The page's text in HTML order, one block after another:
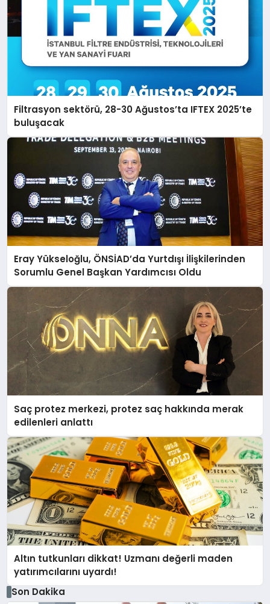
Filtrasyon sektörü, 28-30 Ağustos’ta IFTEX 2025’te
buluşacak
Eray Yükseloğlu, ÖNSİAD’da Yurtdışı İlişkilerinden
Sorumlu Genel Başkan Yardımcısı Oldu
Saç protez merkezi, protez saç hakkında merak
edilenleri anlattı
Altın tutkunları dikkat! Uzmanı değerli maden
yatırımcılarını uyardı!
Son Dakika